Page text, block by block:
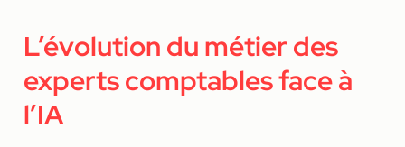
L’évolution du métier des
experts comptables face à
l’IA